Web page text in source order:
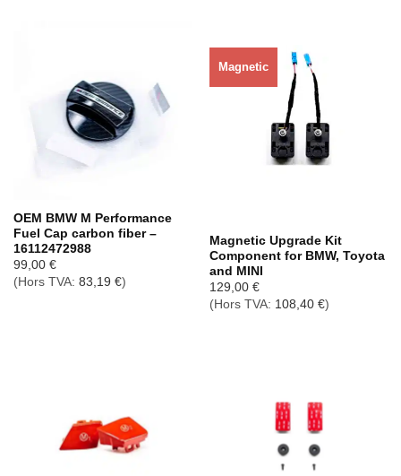
OEM BMW M Performance
Fuel Cap carbon fiber –
16112472988
99,00 €
(Hors TVA: 83,19 €)
Magnetic
Magnetic Upgrade Kit
Component for BMW, Toyota
and MINI
129,00 €
(Hors TVA: 108,40 €)